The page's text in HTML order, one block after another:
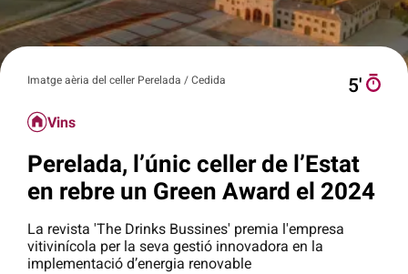
Imatge aèria del celler Perelada / Cedida 5′
Vins
Perelada, l’únic celler de l’Estat
en rebre un Green Award el 2024
La revista 'The Drinks Bussines' premia l'empresa
vitivinícola per la seva gestió innovadora en la
implementació d’energia renovable